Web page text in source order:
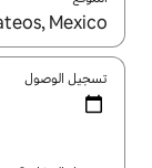
باستخدام السهمين